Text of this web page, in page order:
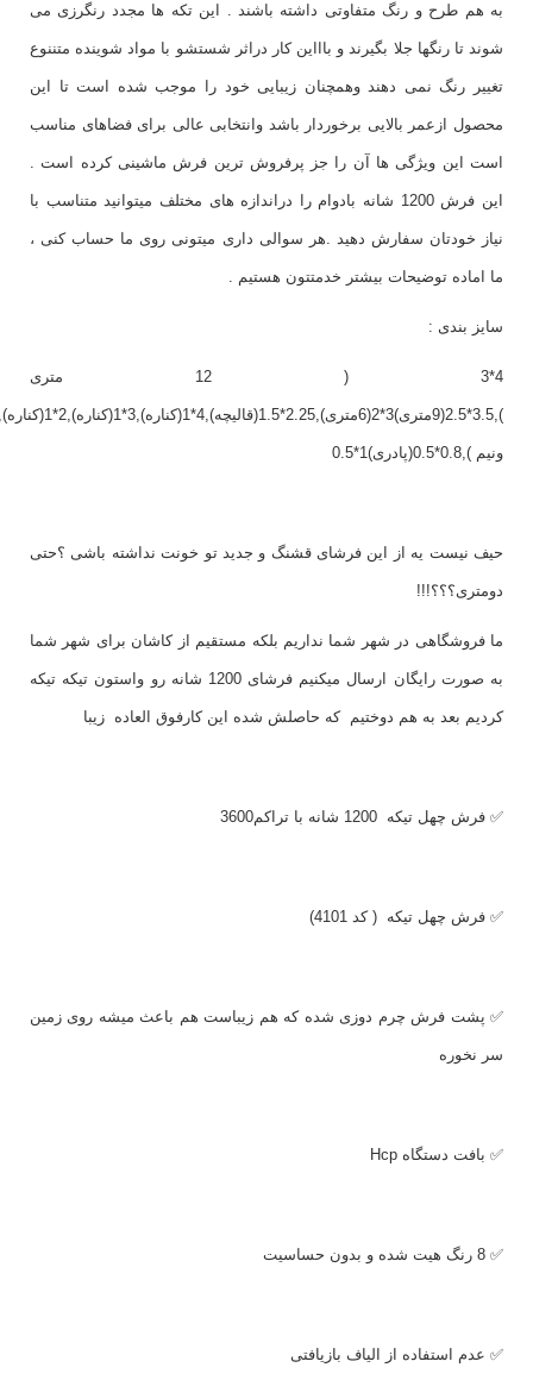
به هم طرح و رنگ متفاوتی داشته باشند . این تکه ها مجدد رنگرزی می
شوند تا رنگها جلا بگیرند و باااین کار دراثر شستشو با مواد شوینده متننوع
تغییر رنگ نمی دهند وهمچنان زیبایی خود را موجب شده است تا این
محصول ازعمر بالایی برخوردار باشد وانتخابی عالی برای فضاهای مناسب
است این ویژگی ها آن را جز پرفروش ترین فرش ماشینی کرده است .
این فرش 1200 شانه بادوام را دراندازه های مختلف میتوانید متناسب با
نیاز خودتان سفارش دهید .هر سوالی داری میتونی روی ما حساب کنی ،
ما اماده توضیحات بیشتر خدمتتون هستیم .
سایز بندی :
4*3 ( 12 متری
ونیم ),0.8*0.5(پادری)1*0.5
حیف نیست یه از این فرشای قشنگ و جدید تو خونت نداشته باشی ؟حتی
دومتری؟؟؟!!!
ما فروشگاهی در شهر شما نداریم بلکه مستقیم از کاشان برای شهر شما
به صورت رایگان ارسال میکنیم فرشای 1200 شانه رو واستون تیکه تیکه
کردیم بعد به هم دوختیم که حاصلش شده این کارفوق العاده زیبا
✅ فرش چهل تیکه 1200 شانه با تراکم3600
✅ فرش چهل تیکه ( کد 4101)
✅ پشت فرش چرم دوزی شده که هم زیباست هم باعث میشه روی زمین
سر نخوره
✅ بافت دستگاه Hcp
✅ 8 رنگ هیت شده و بدون حساسیت
✅ عدم استفاده از الیاف بازیافتی